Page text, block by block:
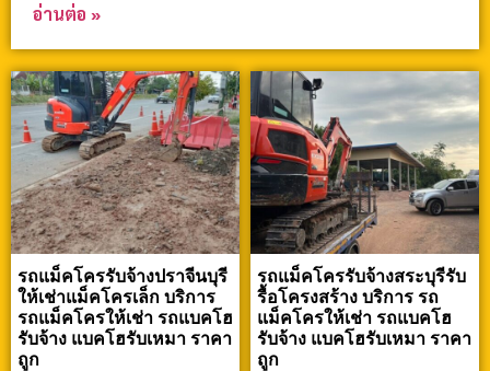
อ่านต่อ »
รถแม็คโครรับจ้างปราจีนบุรี
ให้เช่าแม็คโครเล็ก บริการ
รถแม็คโครให้เช่า รถแบคโฮ
รับจ้าง แบคโฮรับเหมา ราคา
ถูก
รถแม็คโครรับจ้างสระบุรีรับ
รื้อโครงสร้าง บริการ รถ
แม็คโครให้เช่า รถแบคโฮ
รับจ้าง แบคโฮรับเหมา ราคา
ถูก